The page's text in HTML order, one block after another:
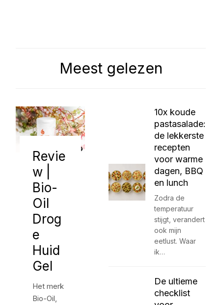
Meest gelezen
Revie
w |
Bio-
Oil
Drog
e
Huid
Gel
Het merk
Bio-Oil,
10x koude
pastasalade:
de lekkerste
recepten
voor warme
dagen, BBQ
en lunch
Zodra de
temperatuur
stijgt, verandert
ook mijn
eetlust. Waar
ik…
De ultieme
checklist